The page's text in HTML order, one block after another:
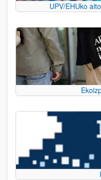
UPV/EHUko